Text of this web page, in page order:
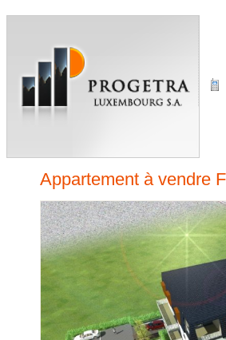
Appartement à vendre